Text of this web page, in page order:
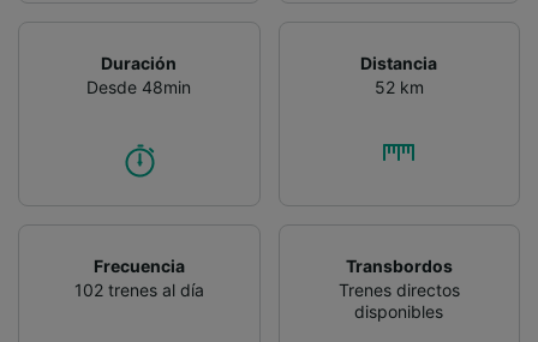
Duración
Desde 48min
Distancia
52 km
Frecuencia
102 trenes al día
Transbordos
Trenes directos
disponibles